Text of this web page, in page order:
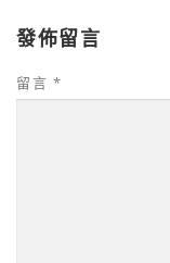
發佈留言
留言 *